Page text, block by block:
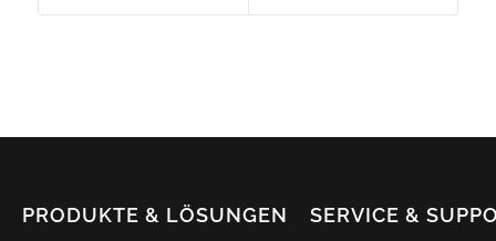
PRODUKTE & LÖSUNGEN SERVICE &